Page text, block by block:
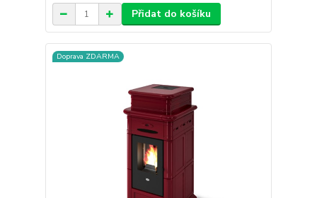
Přidat do košíku
Doprava ZDARMA